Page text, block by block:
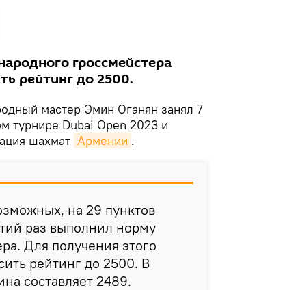
гроссмейстера
рейтинг до 2500.
мастер Эмин Оганян занял 7
турнире Dubai Open 2023 и
шахмат Армении .
на 29 пунктов
раз выполнил норму
Для получения этого
рейтинг до 2500. В
составляет 2489.